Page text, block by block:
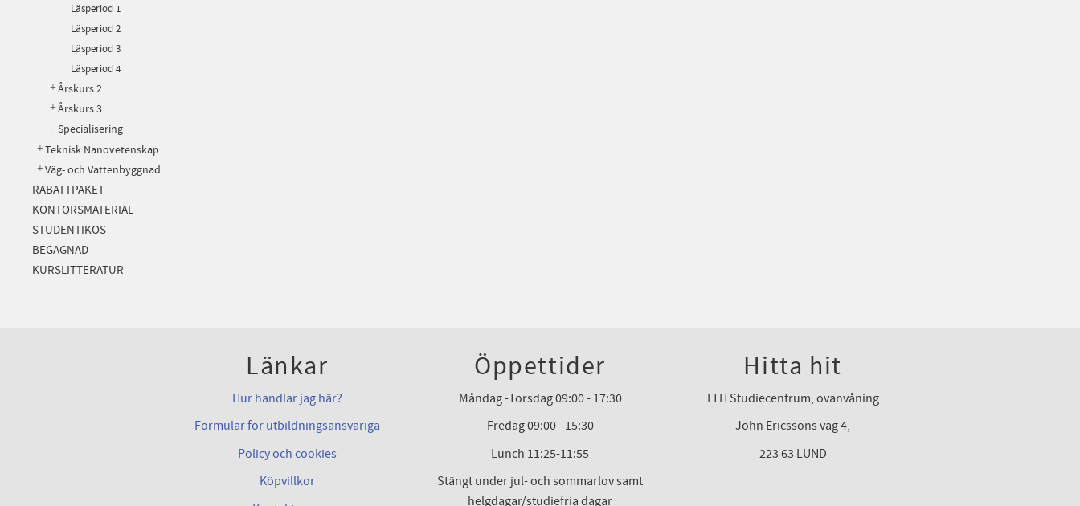
Läsperiod 1
Läsperiod 2
Läsperiod 3
Läsperiod 4
Årskurs 2
Årskurs 3
Specialisering
Teknisk Nanovetenskap
Väg- och Vattenbyggnad
RABATTPAKET
KONTORSMATERIAL
STUDENTIKOS
BEGAGNAD
KURSLITTERATUR
Länkar
Hur handlar jag här?
Formulär för utbildningsansvariga
Policy och cookies
Köpvillkor
Öppettider
Måndag -Torsdag 09:00 - 17:30
Fredag 09:00 - 15:30
Lunch 11:25-11:55
Stängt under jul- och sommarlov samt
helgdagar/studiefria dagar
Hitta hit
LTH Studiecentrum, ovanvåning
John Ericssons väg 4,
223 63 LUND